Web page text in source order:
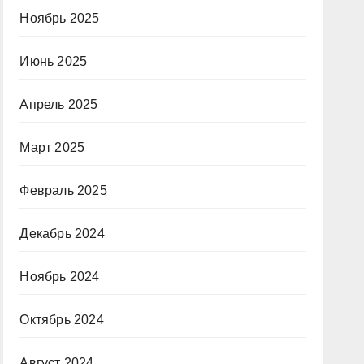
Ноябрь 2025
Июнь 2025
Апрель 2025
Март 2025
Февраль 2025
Декабрь 2024
Ноябрь 2024
Октябрь 2024